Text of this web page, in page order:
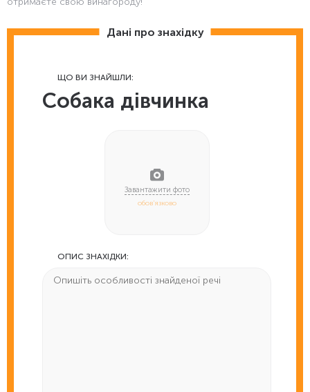
Дані про знахідку
ЩО ВИ ЗНАЙШЛИ:
Собака дівчинка
обов'язково
ОПИС ЗНАХІДКИ: